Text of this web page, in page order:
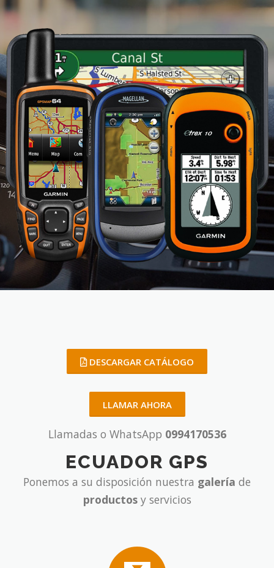
DESCARGAR CATÁLOGO
LLAMAR AHORA
Llamadas o WhatsApp 0994170536
ECUADOR GPS
Ponemos a su disposición nuestra galería de
productosy servicios